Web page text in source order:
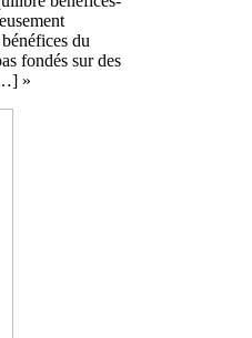
du
fondés sur des
»